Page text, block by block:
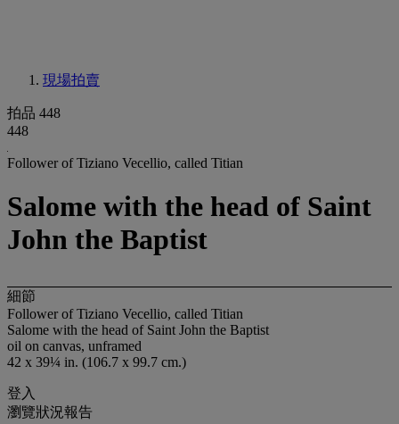
現場拍賣
拍品 448
448
Follower of Tiziano Vecellio, called Titian
Salome with the head of Saint
John the Baptist
細節
Follower of Tiziano Vecellio, called Titian
Salome with the head of Saint John the Baptist
oil on canvas, unframed
42 x 39¼ in. (106.7 x 99.7 cm.)
登入
瀏覽狀況報告